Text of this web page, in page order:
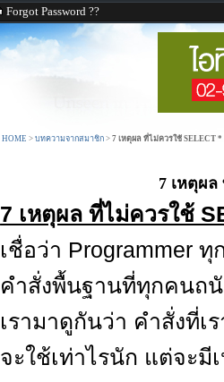
Forgot Password ??
HOME > บทความจากสมาชิก > 7 เหตุผล ที่ไม่ควรใช้ SELECT *
7 เหตุผ
7 เหตุผล ที่ไม่ควรใช้
เชื่อว่า Programmer
คำสั่งพื้นฐานที่ทุกคนถ
เรามาดูกันว่า คำสั่งที่
จะใช้เท่าไรนัก แต่จะมี